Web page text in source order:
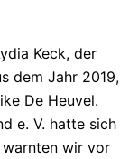
Keck, der
dem Jahr 2019,
De Heuvel.
e. V. hatte sich
wir vor